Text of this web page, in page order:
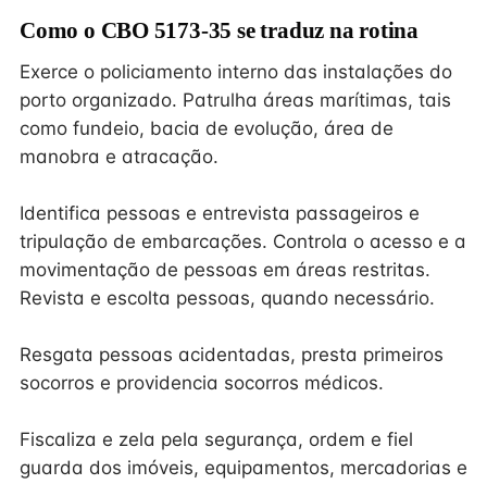
Como o CBO 5173-35 se traduz na rotina
Exerce o policiamento interno das instalações do
porto organizado. Patrulha áreas marítimas, tais
como fundeio, bacia de evolução, área de
manobra e atracação.
Identifica pessoas e entrevista passageiros e
tripulação de embarcações. Controla o acesso e a
movimentação de pessoas em áreas restritas.
Revista e escolta pessoas, quando necessário.
Resgata pessoas acidentadas, presta primeiros
socorros e providencia socorros médicos.
Fiscaliza e zela pela segurança, ordem e fiel
guarda dos imóveis, equipamentos, mercadorias e